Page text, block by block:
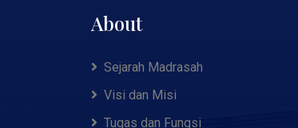
About
Sejarah Madrasah
Visi dan Misi
Tugas dan Fungsi